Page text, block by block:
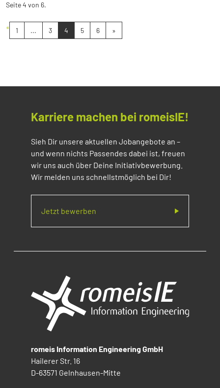
Seite 4 von 6.
« 1 ... 3 4 5 6 »
Karriere machen bei romeisIE!
Sieh Dir unsere aktuellen Jobangebote an –
und wenn nichts Passendes dabei ist, freuen
wir uns auch über Deine Initiativbewerbung.
Wir melden uns schnellstmöglich bei Dir!
Jetzt bewerben
romeis Information Engineering GmbH
Hailerer Str. 16
D-63571 Gelnhausen-Mitte